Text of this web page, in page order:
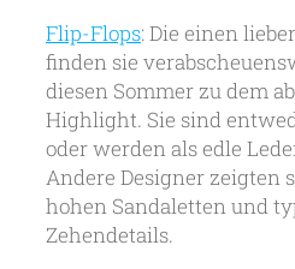
Flip-Flops: Die einen
finden sie
diesen Sommer zu dem
Highlight. Sie sind
oder werden als edle
Andere Designer zeigten
hohen Sandaletten und
Zehendetails.